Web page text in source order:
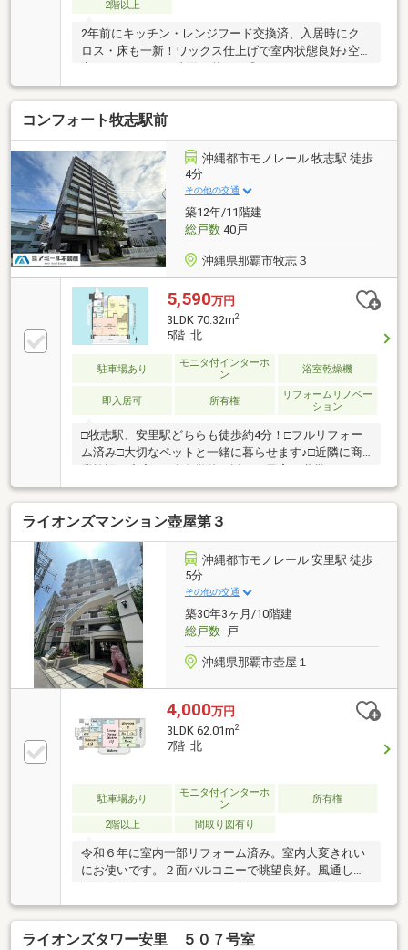
せた、都市生活にぴったりの一室です。ぜひ一度ご内
2階以上
2年前にキッチン・レンジフード交換済、入居時にク
ロス・床も一新！ワックス仕上げで室内状態良好♪空
コンフォート牧志駅前
沖縄都市モノレール 牧志駅 徒歩
4分
その他の交通
築12年/11階建
総戸数40戸
沖縄県那覇市牧志３
5,590万円
3LDK 70.32m2
5階 北
駐車場あり
モニタ付インターホ
ン
浴室乾燥機
即入居可 所有権
リフォームリノベー
ション
□牧志駅、安里駅どちらも徒歩約4分！□フルリフォー
ム済み□大切なペットと一緒に暮らせます♪□近隣に商
すすめ♪□駐車場は1住戸1台確保。区画は抽選にて。
4000～12000円/月□駅に近く、国際通りも徒歩圏です
ので、別荘や移住用にも♪【周辺環境】◇栄町りうぼ
う：徒歩約5分◇ユニオンスカラ国際通り店：徒歩約6
分◇ファミリーマート壺屋一丁目店：徒歩約2分◇セ
ブンイレブン国際通り安里一丁目店：徒歩約6分◇マ
ツモトキヨシ三原店：徒歩約6分◇ドン・キホーテ国
際通り店：徒歩約11分◇壺屋小学校：徒歩約4分◇神
原中学校：徒歩約9分
ライオンズマンション壺屋第３
沖縄都市モノレール 安里駅 徒歩
5分
その他の交通
築30年3ヶ月/10階建
総戸数-戸
沖縄県那覇市壺屋１
4,000万円
3LDK 62.01m2
7階 北
駐車場あり
モニタ付インターホ
ン
所有権
2階以上 間取り図有り
令和６年に室内一部リフォーム済み。室内大変きれい
にお使いです。２面バルコニーで眺望良好。風通しの
◎是非一度お問合せ下さい。
ライオンズタワー安里 ５０７号室